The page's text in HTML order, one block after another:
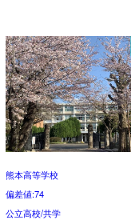
熊本高等学校
偏差値:74
公立高校/共学